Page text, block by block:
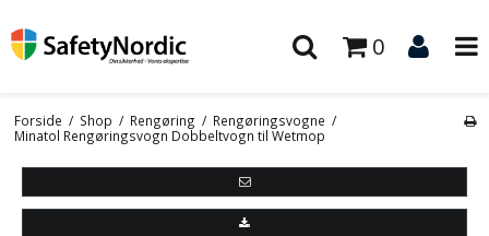
0
Forside / Shop / Rengøring / Rengøringsvogne /
Minatol Rengøringsvogn Dobbeltvogn til Wetmop